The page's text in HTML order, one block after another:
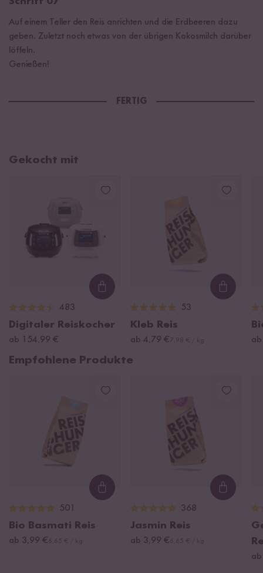
Auf einem Teller den Reis anrichten und die Erdbeeren dazu
geben. Zuletzt noch etwas von der übrigen Kokosmilch darüber
löffeln.
Genießen!
FERTIG
Gekocht mit
Loading...
483
Digitaler Reiskocher
ab 154,99 €
53
Kleb Reis
ab 4,79 €
Empfohlene Produkte
Loading...
501
Bio Basmati Reis
ab 3,99 €
368
Jasmin Reis
ab 3,99 €